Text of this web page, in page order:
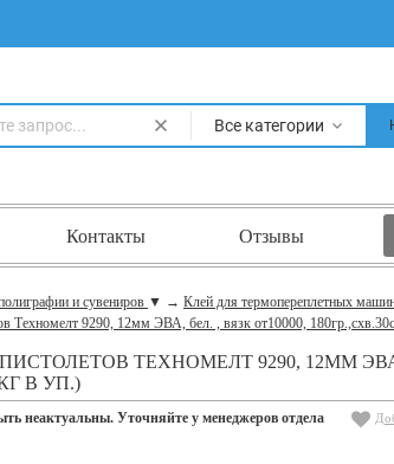
Все категории
Контакты Отзывы
и сувениров ▼ → Клей для термопереплетных
Техномелт 9290, 12мм ЭВА, бел. , вязк от10000,
ТЕХНОМЕЛТ 9290, 12ММ ЭВА,
В УП.)
неактуальны. Уточняйте у менеджеров отдела